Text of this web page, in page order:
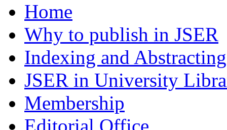
Home
Why to publish in JSER
Indexing and Abstracting
JSER in University
Membership